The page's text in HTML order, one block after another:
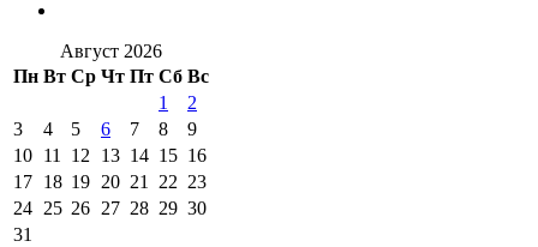
Август 2026
Пн Вт Ср Чт Пт Сб Вс
1
2
3
4 5 6 7 8
9
10 11 12 13 14 15 16
17 18 19 20 21 22 23
24 25 26 27 28 29 30
31